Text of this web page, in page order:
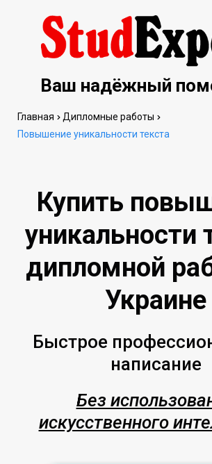
Ваш надёжный
Купить
уникальности
дипломной
Украине
Быстрое
написание
Без
искусственного
Главная
Дипломные работы
Повышение уникальности текста